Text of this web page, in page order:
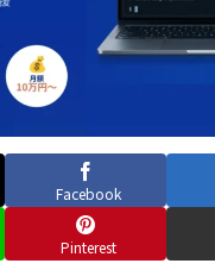
Facebook
Pinterest